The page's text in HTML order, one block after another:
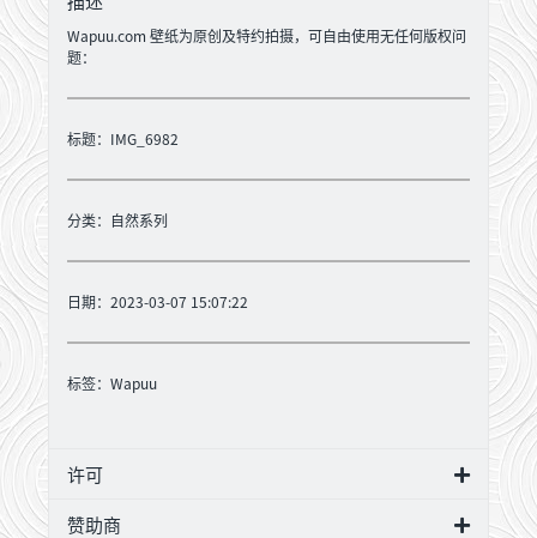
Wapuu.com 壁纸为原创及特约拍摄，可自由使用无任何版权问
题：
标题：IMG_6982
分类： 自然系列
日期：2023-03-07 15:07:22
标签： Wapuu
许可
赞助商